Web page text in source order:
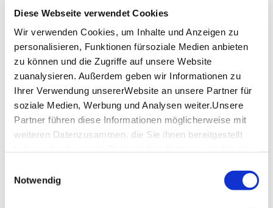
Diese Webseite verwendet Cookies
Wir verwenden Cookies, um Inhalte und Anzeigen zu
personalisieren, Funktionen fürsoziale Medien anbieten
zu können und die Zugriffe auf unsere Website
zuanalysieren. Außerdem geben wir Informationen zu
Ihrer Verwendung unsererWebsite an unsere Partner für
soziale Medien, Werbung und Analysen weiter.Unsere
Partner führen diese Informationen möglicherweise mit
weiteren Datenzusammen, die Sie ihnen bereitgestellt
Impressum
Notwendig
Stuttgart
Citytour
Hop-on Hop-off mit dem roten
Cabrio-Doppeldecker
und aussteigen. Jedes Ticket ist 24